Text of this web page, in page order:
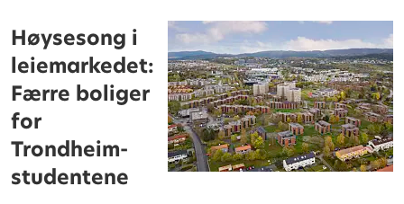
Høysesong i
leiemarkedet:
Færre boliger
for
Trondheim-
studentene